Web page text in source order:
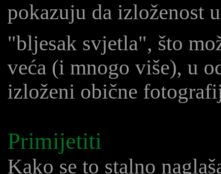
pokazuju da izloženost
"bljesak svjetla", što
veća (i mnogo više), u
izloženi obične
Primijetiti
Kako se to stalno